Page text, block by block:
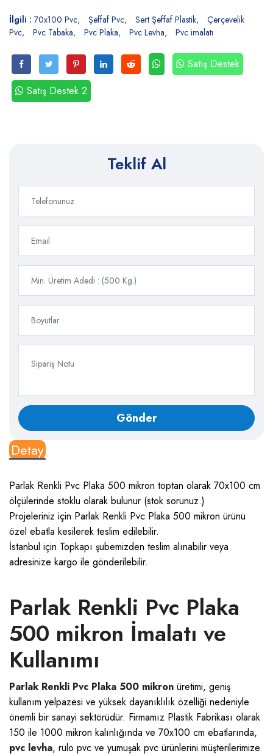
İlgili : 70x100 Pvc Şeffaf Pvc Sert Şeffaf Plastik
Çerçevelik
Pvc
Pvc Tabaka Pvc Plaka Pvc Levha Pvc imalatı
Satış Destek
Satış Destek 2
Teklif Al
Detay
Parlak Renkli Pvc Plaka 500 mikron toptan olarak 70x100 cm
ölçülerinde stoklu olarak bulunur (stok sorunuz.)
Projeleriniz için Parlak Renkli Pvc Plaka 500 mikron ürünü
özel ebatla kesilerek teslim edilebilir.
İstanbul için Topkapı şubemizden teslim alınabilir veya
adresinize kargo ile gönderilebilir.
Parlak Renkli Pvc Plaka
500 mikron İmalatı ve
Kullanımı
Parlak Renkli Pvc Plaka 500 mikron üretimi, geniş
kullanım yelpazesi ve yüksek dayanıklılık özelliği nedeniyle
önemli bir sanayi sektörüdür. Firmamız Plastik Fabrikası olarak
150 ile 1000 mikron kalınlığında ve 70x100 cm ebatlarında,
pvc levha, rulo pvc ve yumuşak pvc ürünlerini müşterilerimize